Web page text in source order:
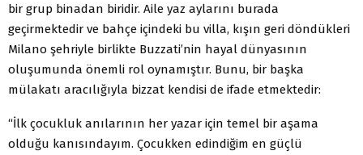
bir grup binadan biridir. Aile yaz aylarını burada
geçirmektedir ve bahçe içindeki bu villa, kışın geri döndükleri
Milano şehriyle birlikte Buzzati’nin hayal dünyasının
oluşumunda önemli rol oynamıştır. Bunu, bir başka
mülakatı aracılığıyla bizzat kendisi de ifade etmektedir:
“İlk çocukluk anılarının her yazar için temel bir aşama
olduğu kanısındayım. Çocukken edindiğim en güçlü